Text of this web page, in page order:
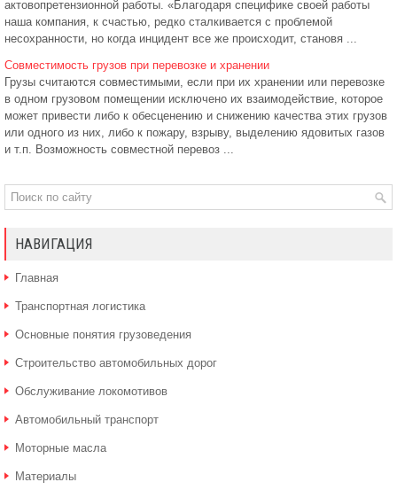
актовопретензионной работы. «Благодаря специфике своей работы
наша компания, к счастью, редко сталкивается с проблемой
несохранности, но когда инцидент все же происходит, становя ...
Совместимость грузов при перевозке и хранении
Грузы считаются совместимыми, если при их хранении или перевозке
в одном грузовом помещении исключено их взаимодействие, которое
может привести либо к обесценению и снижению качества этих грузов
или одного из них, либо к пожару, взрыву, выделению ядовитых газов
и т.п. Возможность совместной перевоз ...
НАВИГАЦИЯ
Главная
Транспортная логистика
Основные понятия грузоведения
Строительство автомобильных дорог
Обслуживание локомотивов
Автомобильный транспорт
Моторные масла
Материалы